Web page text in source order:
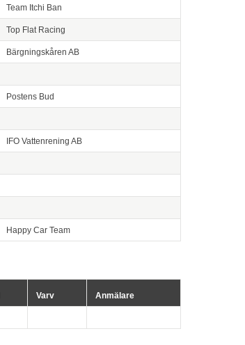
Team Itchi Ban
Top Flat Racing
Bärgningskåren AB
Postens Bud
IFO Vattenrening AB
Happy Car Team
Varv Anmälare